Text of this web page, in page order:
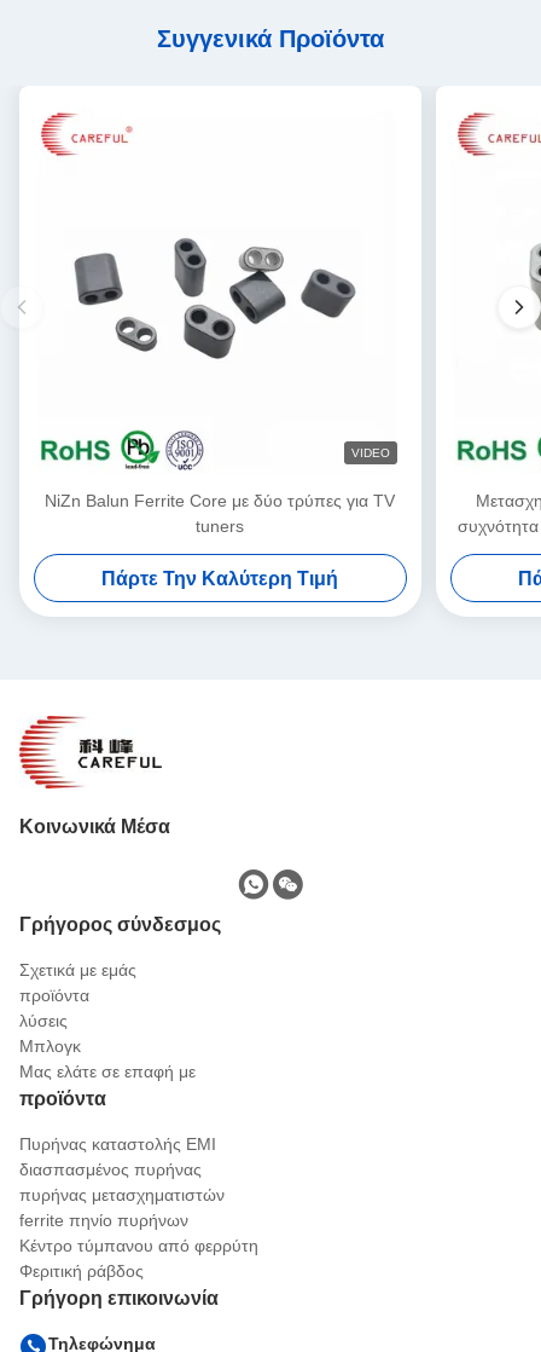
Συγγενικά Προϊόντα
VIDEO
NiZn Balun Ferrite Core με δύο τρύπες για TV
tuners
Πάρτε Την Καλύτερη Τιμή
Κοινωνικά Μέσα
Γρήγορος σύνδεσμος
Σχετικά με εμάς
προϊόντα
λύσεις
Μπλογκ
Μας ελάτε σε επαφή με
προϊόντα
Πυρήνας καταστολής EMI
διασπασμένος πυρήνας
πυρήνας μετασχηματιστών
ferrite πηνίο πυρήνων
Κέντρο τύμπανου από φερρύτη
Φεριτική ράβδος
Γρήγορη επικοινωνία
Τηλεφώνημα